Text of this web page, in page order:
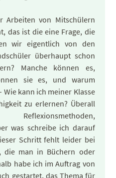
Arbeiten von Mitschülern
das ist die eine Frage, die
wir eigentlich von den
überhaupt schon
Manche können es,
sie es, und warum
kann ich meiner Klasse
zu erlernen? Überall
was schreibe ich darauf
Schritt fehlt leider bei
die man in Büchern oder
habe ich im Auftrag von
gestartet, das Thema für